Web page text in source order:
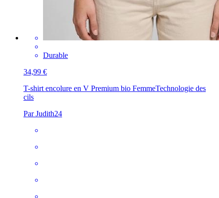
Durable
34,99 €
T-shirt encolure en V Premium bio FemmeTechnologie des
cils
Par Judith24